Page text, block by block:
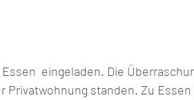
eingeladen. Die
Privatwohnung standen. Zu